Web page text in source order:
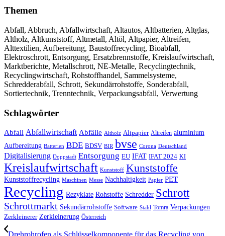
Themen
Abfall, Abbruch, Abfallwirtschaft, Altautos, Altbatterien, Altglas,
Altholz, Altkunststoff, Altmetall, Altöl, Altpapier, Altreifen,
Alttextilien, Aufbereitung, Baustoffrecycling, Bioabfall,
Elektroschrott, Entsorgung, Ersatzbrennstoffe, Kreislaufwirtschaft,
Marktberichte, Metallschrott, NE-Metalle, Recyclingtechnik,
Recyclingwirtschaft, Rohstoffhandel, Sammelsysteme,
Schredderabfall, Schrott, Sekundärrohstoffe, Sonderabfall,
Sortiertechnik, Trenntechnik, Verpackungsabfall, Verwertung
Schlagwörter
Abfall Abfallwirtschaft Abfälle Altholz Altpapier Altreifen aluminium
Aufbereitung Batterien BDE BDSV BIR bvse Corona Deutschland
Digitalisierung Doppstadt Entsorgung EU IFAT IFAT 2024 KI
Kreislaufwirtschaft Kunststoff Kunststoffe
Kunststoffrecycling Maschinen Messe Nachhaltigkeit Papier PET
Recycling Rezyklate Rohstoffe Schredder Schrott
Schrottmarkt Sekundärrohstoffe Software Stahl Tomra Verpackungen
Zerkleinerer Zerkleinerung Österreich